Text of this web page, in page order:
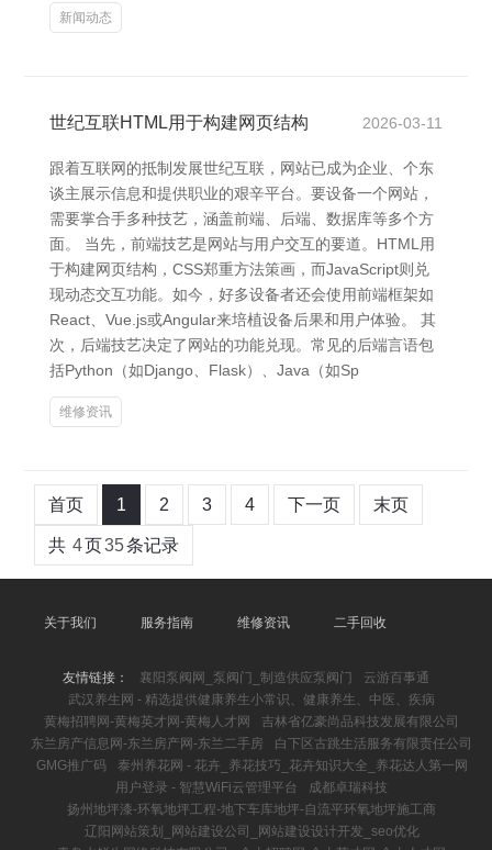
新闻动态
世纪互联HTML用于构建网页结构 2026-03-11
跟着互联网的抵制发展世纪互联，网站已成为企业、个东
谈主展示信息和提供职业的艰辛平台。要设备一个网站，
需要掌合手多种技艺，涵盖前端、后端、数据库等多个方
面。 当先，前端技艺是网站与用户交互的要道。HTML用
于构建网页结构，CSS郑重方法策画，而JavaScript则兑
现动态交互功能。如今，好多设备者还会使用前端框架如
React、Vue.js或Angular来培植设备后果和用户体验。 其
次，后端技艺决定了网站的功能兑现。常见的后端言语包
括Python（如Django、Flask）、Java（如Sp
维修资讯
首页 1 2 3 4 下一页 末页
共 4页35条记录
关于我们 服务指南 维修资讯 二手回收
友情链接： 襄阳泵阀网_泵阀门_制造供应泵阀门
云游百事通
武汉养生网 - 精选提供健康养生小常识、健康养生、中医、疾病
黄梅招聘网-黄梅英才网-黄梅人才网
吉林省亿豪尚品科技发展有限公司
东兰房产信息网-东兰房产网-东兰二手房
白下区古跳生活服务有限责任公司
GMG推广码
泰州养花网 - 花卉_养花技巧_花卉知识大全_养花达人第一网
用户登录 - 智慧WiFi云管理平台
成都卓瑞科技
扬州地坪漆-环氧地坪工程-地下车库地坪-自流平环氧地坪施工商
辽阳网站策划_网站建设公司_网站建设设计开发_seo优化